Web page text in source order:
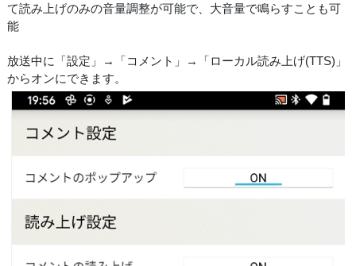
て読み上げのみの音量調整が可能で、大音量で鳴らすことも可
能
放送中に「設定」→「コメント」→「ローカル読み上げ(TTS)」
からオンにできます。